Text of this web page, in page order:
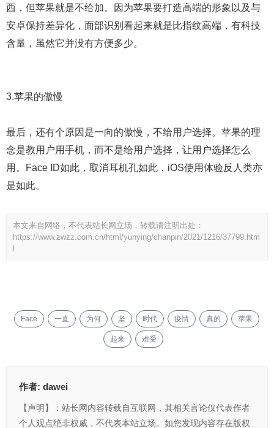
西，但苹果就是不给加。因为苹果要打造高端的形象以及与
安卓保持差异化，面部识别看起来就是比指纹高端，有科技
含量，虽然它并没有方便多少。
3.苹果的傲慢
最后，还有个原因是一向的傲慢，不给用户选择。苹果的理
念是教用户用手机，而不是给用户选择，让用户选择怎么
用。Face ID如此，取消耳机孔如此，iOS使用体验反人类亦
是如此。
本文来自网络，不代表站长网立场，转载请注明出处：
https://www.zwzz.com.cn/html/yunying/chanpin/2021/1216/37799.htm
Face 一直 为何 坚 时代 疫情 真的 苹果
起来 难受
作者: dawei
【声明】：站长网内容转载自互联网，其相关言论仅代表作者
个人观点绝非权威，不代表本站立场。如您发现内容存在版权